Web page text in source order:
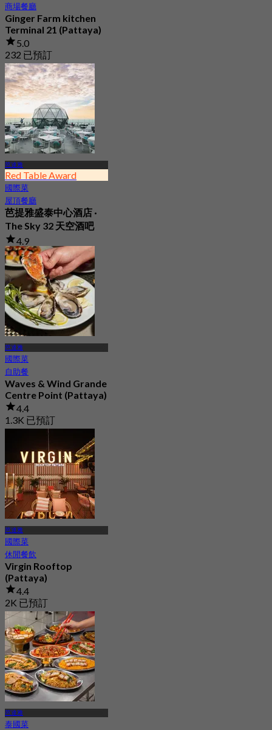
商場餐廳
Ginger Farm kitchen
Terminal 21 (Pattaya)
5.0
232 已預訂
起฿ 622.5
芭達雅
Red Table Award
國際菜
屋頂餐廳
芭提雅盛泰中心酒店 ·
The Sky 32 天空酒吧
4.9
11.7K 已預訂
起฿ 980
芭達雅
國際菜
自助餐
Waves & Wind Grande
Centre Point (Pattaya)
4.4
1.3K 已預訂
芭達雅
國際菜
休閒餐飲
Virgin Rooftop
(Pattaya)
4.4
2K 已預訂
起฿ 890
芭達雅
泰國菜